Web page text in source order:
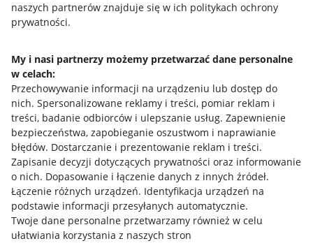
naszych partnerów znajduje się w ich politykach ochrony
prywatności.
My i nasi partnerzy możemy przetwarzać dane personalne
w celach:
Przechowywanie informacji na urządzeniu lub dostęp do
nich. Spersonalizowane reklamy i treści, pomiar reklam i
treści, badanie odbiorców i ulepszanie usług. Zapewnienie
bezpieczeństwa, zapobieganie oszustwom i naprawianie
błędów. Dostarczanie i prezentowanie reklam i treści.
Zapisanie decyzji dotyczących prywatności oraz informowanie
o nich. Dopasowanie i łączenie danych z innych źródeł.
Łączenie różnych urządzeń. Identyfikacja urządzeń na
podstawie informacji przesyłanych automatycznie.
Twoje dane personalne przetwarzamy również w celu
ułatwiania korzystania z naszych stron
Jak to działa
Allegro Gadane dla sprzedających
Allegro Gadane dla kupujących
Mapa miejscowości
Informacje prawne
Regulamin
Polityka plików "cookies"
Ustawienia plików "cookies"